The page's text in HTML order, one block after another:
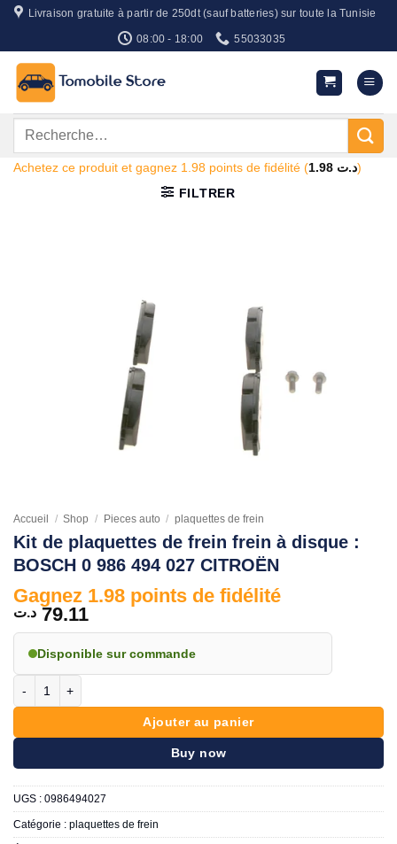
Passer
contenu
Livraison gratuite à partir de 250dt (sauf batteries) sur toute la Tunisie
08:00 - 18:00 55033035
Recherche
Achetez ce produit et gagnez 1.98 points de fidélité (1.98 د.ت)
FILTRER
Accueil / Shop / Pieces auto / plaquettes de frein
Kit de plaquettes de frein frein à disque :
BOSCH 0 986 494 027 CITROËN
Gagnez 1.98 points de fidélité
79.11 د.ت
Disponible sur commande
Ajouter au panier
Buy now
UGS : 0986494027
Catégorie : plaquettes de frein